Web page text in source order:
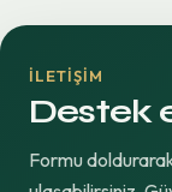
İLETIŞIM
Destek
Formu